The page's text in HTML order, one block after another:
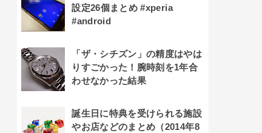
設定26個まとめ #xperia
#android
「ザ・シチズン」の精度はやは
りすごかった！腕時刻を1年合
わせなかった結果
誕生日に特典を受けられる施設
やお店などのまとめ（2014年8